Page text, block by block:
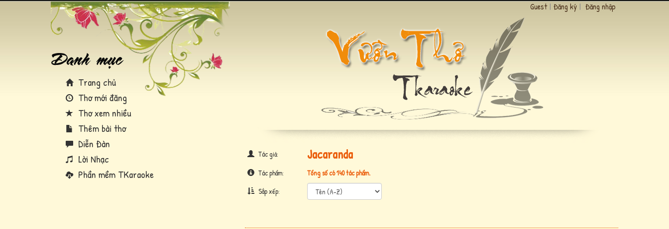
Trang chủ
Thơ mới đăng
Thơ xem nhiều
Thêm bài thơ
Diễn Đàn
Lời Nhạc
Phần mềm TKaraoke
Guest | Đăng ký | Đăng nhập
Tác giả: Jacaranda
Tác phẩm:
Tổng số có 140 tác phẩm.
Sắp xếp: